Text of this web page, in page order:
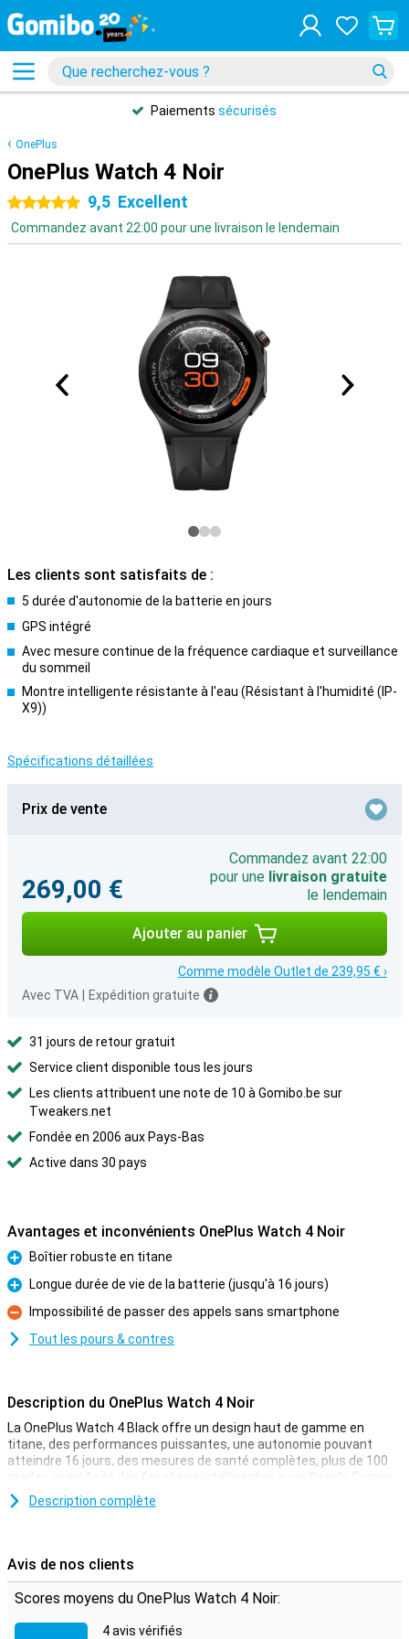
Paiements sécurisés
OnePlus
OnePlus Watch 4 Noir
5 étoiles9,5 Excellent
Commandez avant 22:00 pour une livraison le lendemain
Les clients sont satisfaits de :
5 durée d'autonomie de la batterie en jours
GPS intégré
Avec mesure continue de la fréquence cardiaque et surveillance
du sommeil
Montre intelligente résistante à l'eau (Résistant à l'humidité (IP-
X9))
Spécifications détaillées
Prix de vente
269,00 €
Commandez avant 22:00
pour une livraison gratuite
le lendemain
Ajouter au panier
Comme modèle Outlet de 239,95 € ›
Avec TVA
Expédition gratuite
31 jours de retour gratuit
Service client disponible tous les jours
Les clients attribuent une note de 10 à Gomibo.be sur
Tweakers.net
Fondée en 2006 aux Pays-Bas
Active dans 30 pays
Avantages et inconvénients OnePlus Watch 4 Noir
Pour
Boîtier robuste en titane
Pour
Longue durée de vie de la batterie (jusqu'à 16 jours)
Contre
Impossibilité de passer des appels sans smartphone
Tout les pours & contres
Description du OnePlus Watch 4 Noir
La OnePlus Watch 4 Black offre un design haut de gamme en
titane, des performances puissantes, une autonomie pouvant
atteindre 16 jours, des mesures de santé complètes, plus de 100
modes sportifs et des fonctions intelligentes avec Google Gemini.
Vous bénéficiez d'une smartwatch légère, capable d'encaisser les
coups et adaptée à un usage quotidien. Avec des modes
est destinée à ceux qui souhaitent combiner style, technologie et
Description complète
Avis de nos clients
Scores moyens du OnePlus Watch 4 Noir:
4 avis vérifiés